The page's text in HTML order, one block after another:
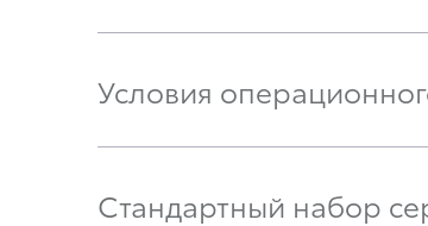
Условия
Стандартный набор